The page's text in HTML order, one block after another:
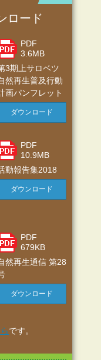
ロード
PDF
3.6MB
3期上サロベツ
然再生普及行動
画パンフレット
ダウンロード
PDF
10.9MB
動報告集2018
ダウンロード
PDF
679KB
然再生通信 第28
ダウンロード
です。